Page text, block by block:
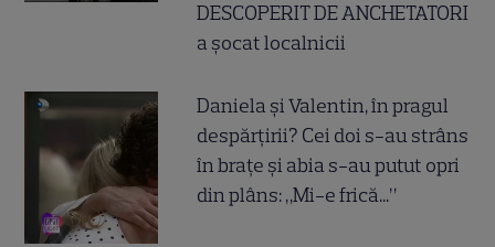
DESCOPERIT DE ANCHETATORI
a șocat localnicii
Daniela și Valentin, în pragul
despărțirii? Cei doi s-au strâns
în brațe și abia s-au putut opri
din plâns: „Mi-e frică...”